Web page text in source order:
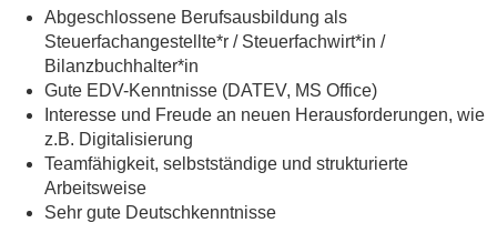
Abgeschlossene Berufsausbildung als
Steuerfachangestellte*r / Steuerfachwirt*in /
Bilanzbuchhalter*in
Gute EDV-Kenntnisse (DATEV, MS Office)
Interesse und Freude an neuen Herausforderungen, wie
z.B. Digitalisierung
Teamfähigkeit, selbstständige und strukturierte
Arbeitsweise
Sehr gute Deutschkenntnisse